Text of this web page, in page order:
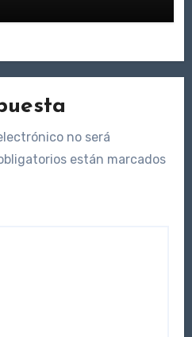
no será
están marcados